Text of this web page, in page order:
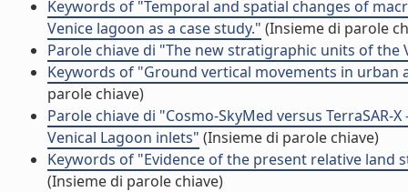
Keywords of "Temporal and spatial changes of
Venice lagoon as a case study." (Insieme di parole
Parole chiave di "The new stratigraphic units of the
Keywords of "Ground vertical movements in urban
parole chiave)
Parole chiave di "Cosmo-SkyMed versus
Venical Lagoon inlets" (Insieme di parole chiave)
Keywords of "Evidence of the present relative land
(Insieme di parole chiave)